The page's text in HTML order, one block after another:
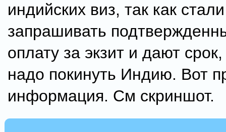
индийских виз, так как стали
запрашивать
оплату за экзит и дают
надо покинуть Индию. Вот
информация. См скриншот.